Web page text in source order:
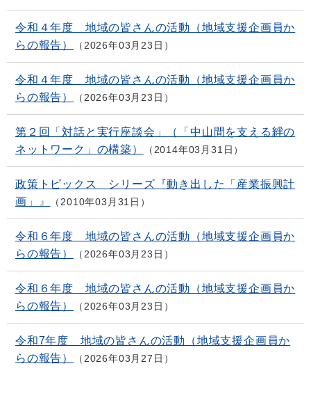
令和４年度 地域の皆さんの活動（地域支援企画員か
らの報告）
2026年03月23日
令和４年度 地域の皆さんの活動（地域支援企画員か
らの報告）
2026年03月23日
第２回「対話と実行座談会」（「中山間を支える絆の
ネットワーク」の構築）
2014年03月31日
政策トピックス シリーズ『動き出した「産業振興計
画」』
2010年03月31日
令和６年度 地域の皆さんの活動（地域支援企画員か
らの報告）
2026年03月23日
令和６年度 地域の皆さんの活動（地域支援企画員か
らの報告）
2026年03月23日
令和7年度 地域の皆さんの活動（地域支援企画員か
らの報告）
2026年03月27日